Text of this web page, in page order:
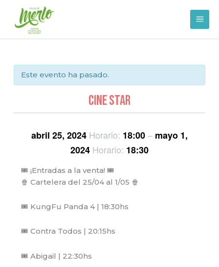
contenido
Este evento ha pasado.
Cine Star
abril 25, 2024 Horario: 18:00– mayo 1,
2024 Horario: 18:30
🎟️ ¡Entradas a la venta! 🎟️
🍿 Cartelera del 25/04 al 1/05 🍿
🎟️ KungFu Panda 4 | 18:30hs
🎟️ Contra Todos | 20:15hs
🎟️ Abigail | 22:30hs